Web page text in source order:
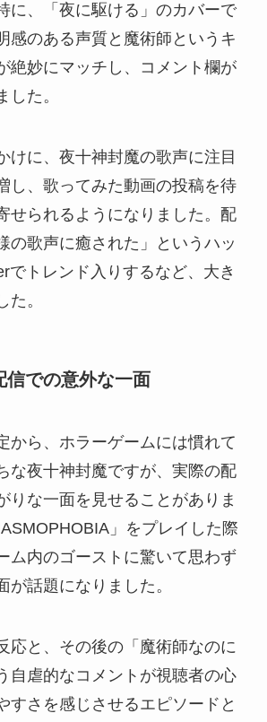
に、「夜に駆ける」のカバーで
感のある声質と魔術師というキ
絶妙にマッチし、コメント欄が
した。
けに、夜十神封魔の歌声に注目
し、歌ってみた動画の投稿を待
せられるようになりました。配
の歌声に癒された」というハッ
でトレンド入りするなど、大き
た。
信での意外な一面
から、ホラーゲームには慣れて
な夜十神封魔ですが、実際の配
りな一面を見せることがありま
」をプレイした際
ム内のゴーストに驚いて思わず
が話題になりました。
応と、その後の「魔術師なのに
自虐的なコメントが視聴者の心
すさを感じさせるエピソードと